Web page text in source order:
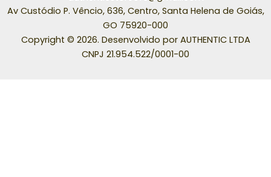
authenticstoreofc@gmail.com
Av Custódio P. Vêncio, 636, Centro, Santa Helena de Goiás,
GO 75920-000
Copyright © 2026. Desenvolvido por AUTHENTIC LTDA